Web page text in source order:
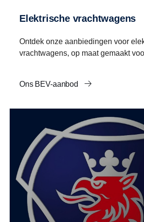
Elektrische vrachtwagens
Ontdek onze aanbiedingen voor
vrachtwagens, op maat gemaakt
Ons BEV-aanbod